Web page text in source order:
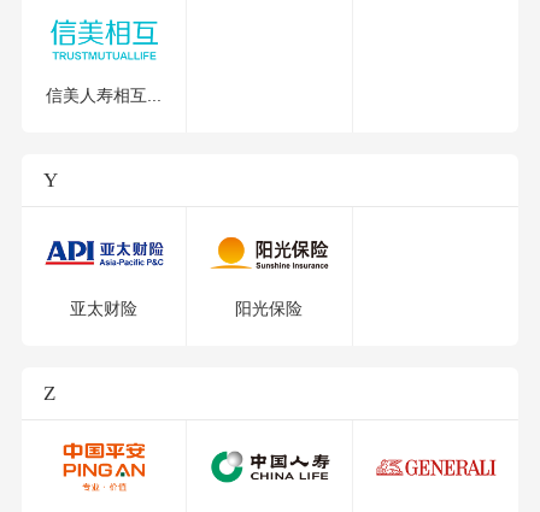
信美人寿相互...
Y
亚太财险 阳光保险
Z